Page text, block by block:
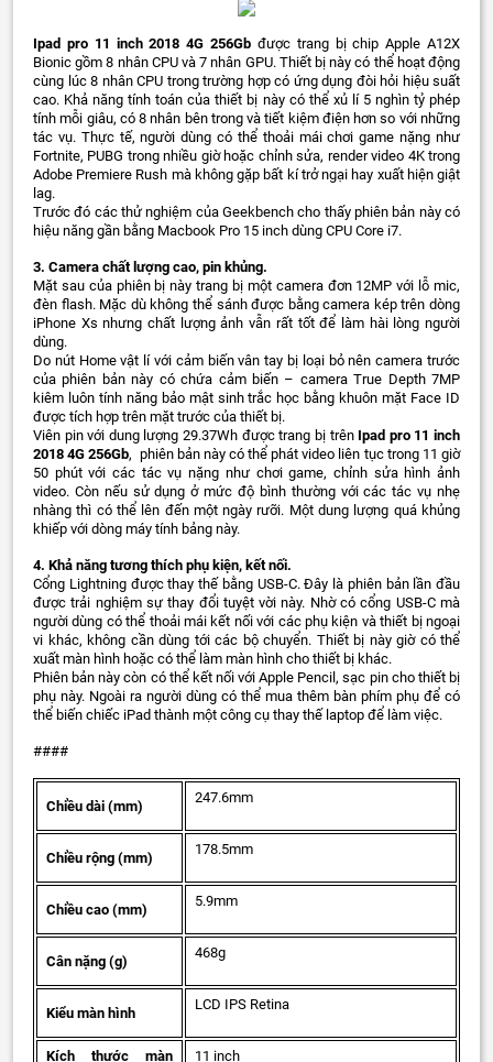
Ipad pro 11 inch 2018 4G 256Gb được trang bị chip Apple A12X
Bionic gồm 8 nhân CPU và 7 nhân GPU. Thiết bị này có thể hoạt động
cùng lúc 8 nhân CPU trong trường hợp có ứng dụng đòi hỏi hiệu suất
cao. Khả năng tính toán của thiết bị này có thể xủ lí 5 nghìn tỷ phép
tính mỗi giâu, có 8 nhân bên trong và tiết kiệm điện hơn so với những
tác vụ. Thực tế, người dùng có thể thoải mái chơi game nặng như
Fortnite, PUBG trong nhiều giờ hoặc chỉnh sửa, render video 4K trong
Adobe Premiere Rush mà không gặp bất kí trở ngại hay xuất hiện giật
lag.
Trước đó các thử nghiệm của Geekbench cho thấy phiên bản này có
hiệu năng gần bằng Macbook Pro 15 inch dùng CPU Core i7.
3. Camera chất lượng cao, pin khủng.
Mặt sau của phiên bị này trang bị một camera đơn 12MP với lỗ mic,
đèn flash. Mặc dù không thể sánh được bằng camera kép trên dòng
iPhone Xs nhưng chất lượng ảnh vẫn rất tốt để làm hài lòng người
dùng.
Do nút Home vật lí với cảm biến vân tay bị loại bỏ nên camera trước
của phiên bản này có chứa cảm biến – camera True Depth 7MP
kiêm luôn tính năng bảo mật sinh trắc học bằng khuôn mặt Face ID
được tích hợp trên mặt trước của thiết bị.
Viên pin với dung lượng 29.37Wh được trang bị trên Ipad pro 11 inch
2018 4G 256Gb, phiên bản này có thể phát video liên tục trong 11 giờ
50 phút với các tác vụ nặng như chơi game, chỉnh sửa hình ảnh
video. Còn nếu sử dụng ở mức độ bình thường với các tác vụ nhẹ
nhàng thì có thể lên đến một ngày rưỡi. Một dung lượng quá khủng
khiếp với dòng máy tính bảng này.
4. Khả năng tương thích phụ kiện, kết nối.
Cổng Lightning được thay thế bằng USB-C. Đây là phiên bản lần đầu
được trải nghiệm sự thay đổi tuyệt vời này. Nhờ có cổng USB-C mà
người dùng có thể thoải mái kết nối với các phụ kiện và thiết bị ngoại
vi khác, không cần dùng tới các bộ chuyển. Thiết bị này giờ có thể
xuất màn hình hoặc có thể làm màn hình cho thiết bị khác.
Phiên bản này còn có thể kết nối với Apple Pencil, sạc pin cho thiết bị
phụ này. Ngoài ra người dùng có thể mua thêm bàn phím phụ để có
thể biến chiếc iPad thành một công cụ thay thế laptop để làm việc.
####
Chiều dài (mm)
247.6mm
Chiều rộng (mm)
178.5mm
Chiều cao (mm)
5.9mm
Cân nặng (g)
468g
Kiểu màn hình
LCD IPS Retina
Kích thước màn 11 inch